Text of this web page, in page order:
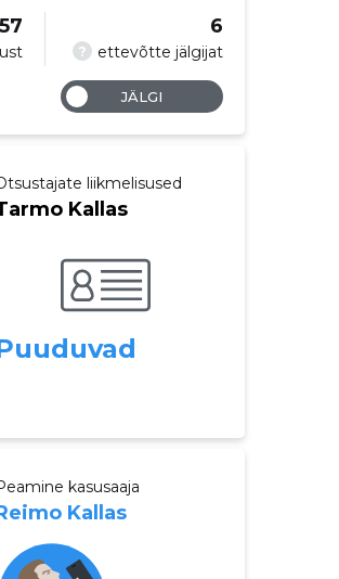
? ettevõtte jälgijat
6
JÄLGI
liikmelisused
Kallas
kasusaaja
Kallas